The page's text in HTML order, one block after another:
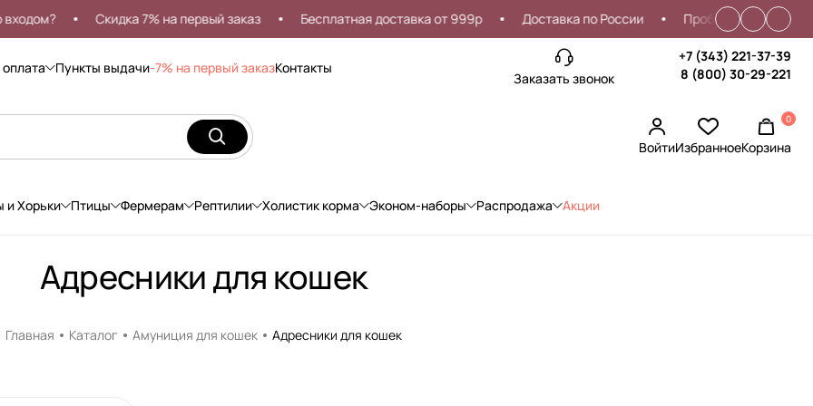
Скидка 7% на первый заказ Бесплатная доставка от 999р Доставка по России Проблемы со входом?
Пункты выдачи-7% на первый заказКонтакты
Заказать звонок
+7 (343) 221-37-39
8 (800) 30-29-221
ВойтиИзбранное
0
Корзина
и Хорьки Птицы Фермерам Рептилии Холистик корма Эконом-наборы Распродажа Акции
Адресники для кошек
Главная Каталог Амуниция для кошек Адресники для кошек